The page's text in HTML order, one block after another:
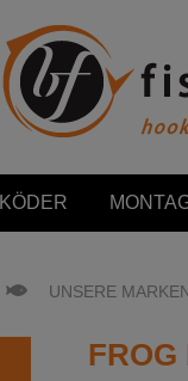
KÖDER
UNSERE
FROG